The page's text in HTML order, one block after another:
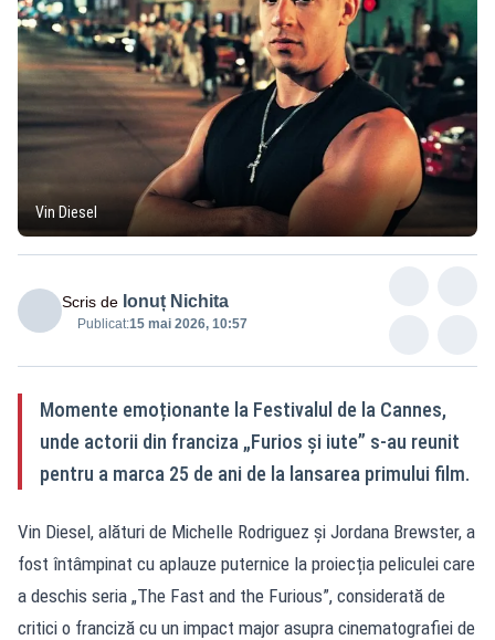
Vin Diesel
Scris de Ionuț Nichita
Publicat:15 mai 2026, 10:57
Momente emoționante la Festivalul de la Cannes,
unde actorii din franciza „Furios și iute” s-au reunit
pentru a marca 25 de ani de la lansarea primului film.
Vin Diesel, alături de Michelle Rodriguez și Jordana Brewster, a
fost întâmpinat cu aplauze puternice la proiecția peliculei care
a deschis seria „The Fast and the Furious”, considerată de
critici o franciză cu un impact major asupra cinematografiei de